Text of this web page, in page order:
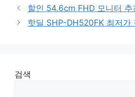
할인 54.6cm FHD 모니터 추
핫딜 SHP-DH520FK 최저가
검색